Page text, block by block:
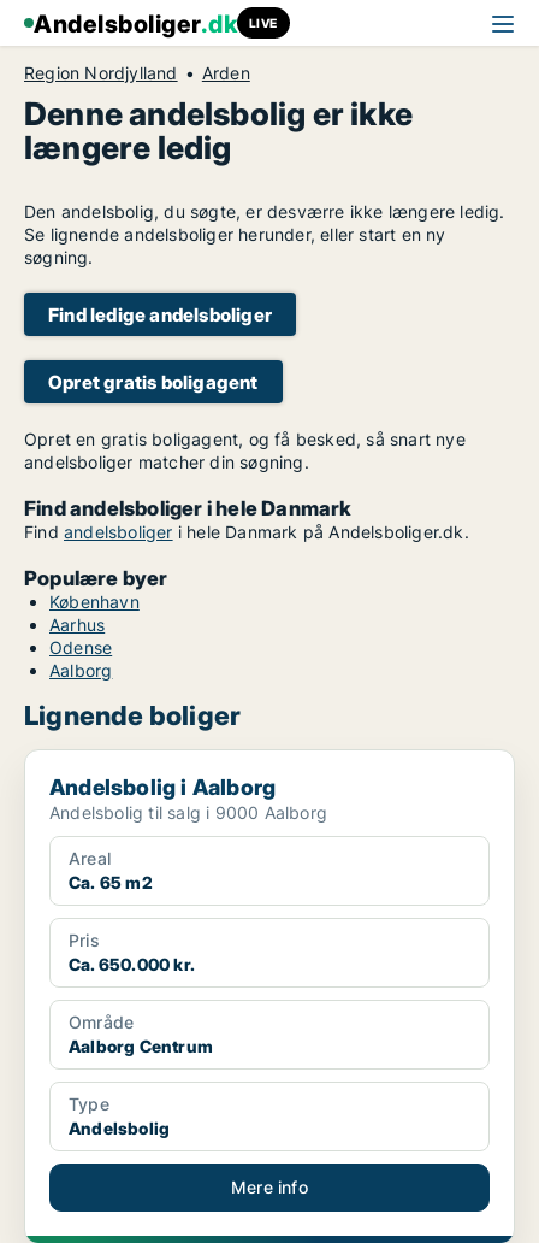
Andelsboliger.dk LIVE
Region Nordjylland Arden
Denne andelsbolig er ikke
længere ledig
Den andelsbolig, du søgte, er desværre ikke længere ledig.
Se lignende andelsboliger herunder, eller start en ny
søgning.
Find ledige andelsboliger
Opret gratis boligagent
Opret en gratis boligagent, og få besked, så snart nye
andelsboliger matcher din søgning.
Find andelsboliger i hele Danmark
Find andelsboliger i hele Danmark på Andelsboliger.dk.
Populære byer
København
Aarhus
Odense
Aalborg
Lignende boliger
Andelsbolig i Aalborg
Andelsbolig i Aalborg
Andelsbolig til salg i 9000 Aalborg
Areal
Ca. 65 m2
Pris
Ca. 650.000 kr.
Område
Aalborg Centrum
Type
Andelsbolig
Mere info